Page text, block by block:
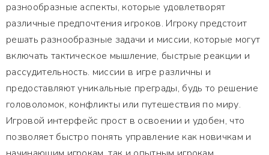
разнообразные аспекты, которые удовлетворят
различные предпочтения игроков. Игроку предстоит
решать разнообразные задачи и миссии, которые могут
включать тактическое мышление, быстрые реакции и
рассудительность. миссии в игре различны и
предоставляют уникальные преграды, будь то решение
головоломок, конфликты или путешествия по миру.
Игровой интерфейс прост в освоении и удобен, что
позволяет быстро понять управление как новичкам и